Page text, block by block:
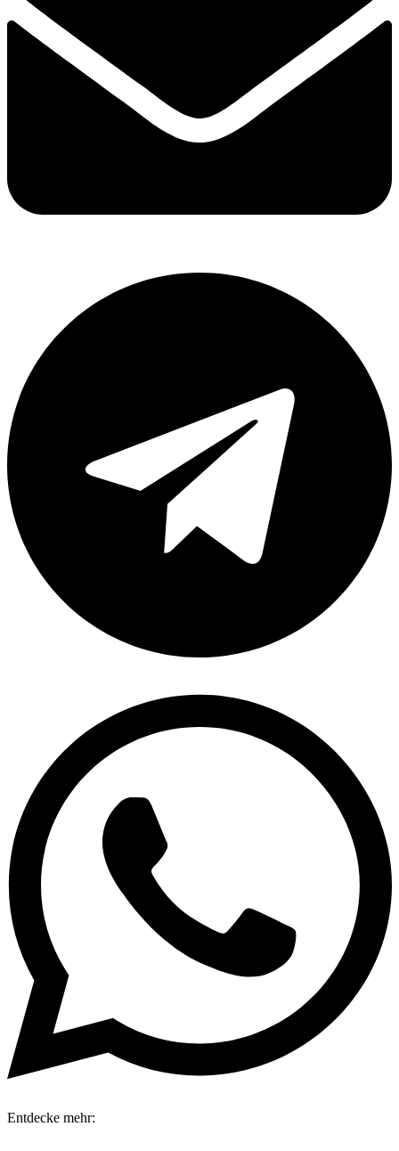
Entdecke mehr: